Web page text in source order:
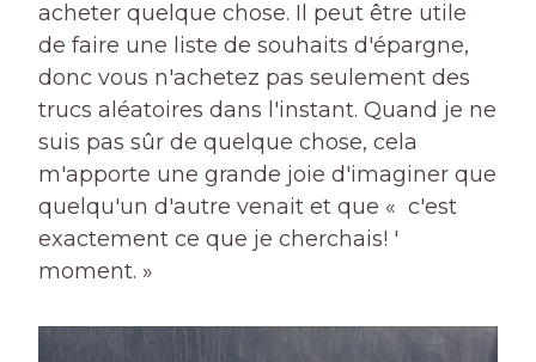
acheter quelque chose. Il peut être utile
de faire une liste de souhaits d'épargne,
donc vous n'achetez pas seulement des
trucs aléatoires dans l'instant. Quand je ne
suis pas sûr de quelque chose, cela
m'apporte une grande joie d'imaginer que
quelqu'un d'autre venait et que « c'est
exactement ce que je cherchais! '
moment. »